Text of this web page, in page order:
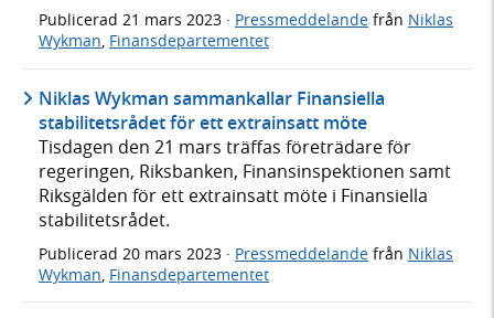
Publicerad 21 mars 2023 · Pressmeddelande från Niklas
Wykman, Finansdepartementet
Niklas Wykman sammankallar Finansiella
stabilitetsrådet för ett extrainsatt möte
Tisdagen den 21 mars träffas företrädare för
regeringen, Riksbanken, Finansinspektionen samt
Riksgälden för ett extrainsatt möte i Finansiella
stabilitetsrådet.
Publicerad 20 mars 2023 · Pressmeddelande från Niklas
Wykman, Finansdepartementet